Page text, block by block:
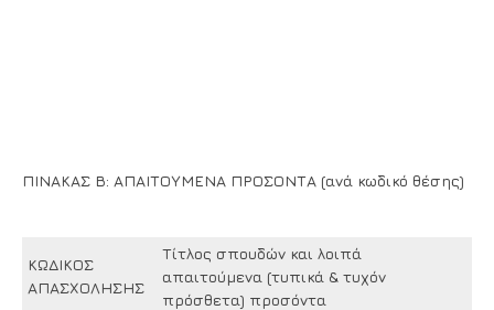
ΠΙΝΑΚΑΣ Β: ΑΠΑΙΤΟΥΜΕΝΑ ΠΡΟΣΟΝΤΑ (ανά κωδικό θέσης)
ΚΩΔΙΚΟΣ
ΑΠΑΣΧΟΛΗΣΗΣ
Τίτλος σπουδών και λοιπά
απαιτούμενα (τυπικά & τυχόν
πρόσθετα) προσόντα